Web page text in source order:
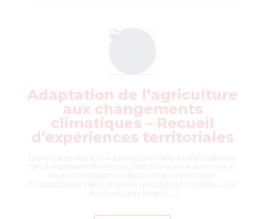
Adaptation de l’agriculture
aux changements
climatiques – Recueil
d’expériences territoriales